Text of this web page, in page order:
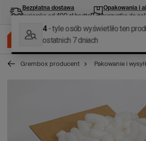
Bezpłatna dostawa
kurierska od 400 zł brutto
Opakowania i
wszystko do
Grembox producent Pakowanie i